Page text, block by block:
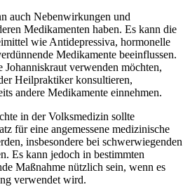
auch Nebenwirkungen und
Medikamenten haben. Es kann die
wie Antidepressiva, hormonelle
Medikamente beeinflussen.
Johanniskraut verwenden möchten,
Heilpraktiker konsultieren,
andere Medikamente einnehmen.
in der Volksmedizin sollte
für eine angemessene medizinische
insbesondere bei schwerwiegenden
Es kann jedoch in bestimmten
Maßnahme nützlich sein, wenn es
verwendet wird.